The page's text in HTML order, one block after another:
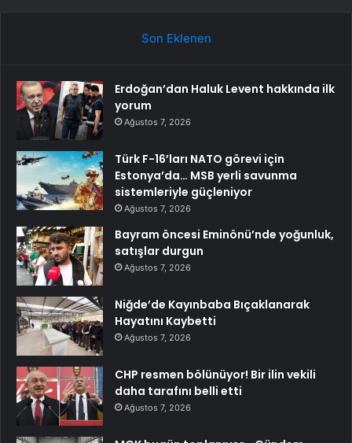
Son Eklenen
Erdoğan’dan Haluk Levent hakkında ilk
yorum
Ağustos 7, 2026
Türk F-16’ları NATO görevi için
Estonya’da… MSB yerli savunma
sistemleriyle güçleniyor
Ağustos 7, 2026
Bayram öncesi Eminönü’nde yoğunluk,
satışlar durgun
Ağustos 7, 2026
Niğde’de Kayınbaba Bıçaklanarak
Hayatını Kaybetti
Ağustos 7, 2026
CHP resmen bölünüyor! Bir ilin vekili
daha tarafını belli etti
Ağustos 7, 2026